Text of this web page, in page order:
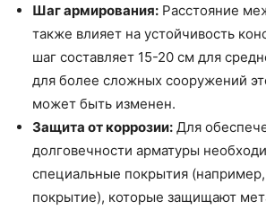
Шаг армирования: Расстояние
также влияет на устойчивость
шаг составляет 15-20 см для
для более сложных сооружений
может быть изменен.
Защита от коррозии: Для
долговечности арматуры
специальные покрытия
покрытие), которые защищают